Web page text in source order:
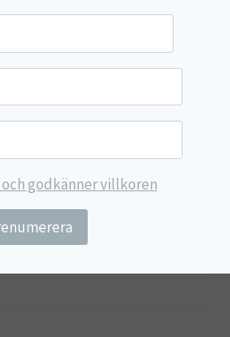
Institutet
godkänner villkoren